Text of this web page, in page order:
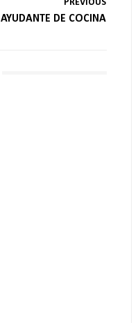
PREVIOUS
AYUDANTE DE COCINA